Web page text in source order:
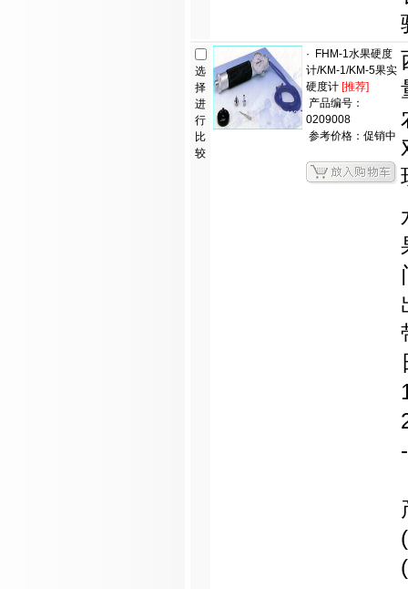
选
择
进
行
比
较
·
FHM-1水果硬度
计/KM-1/KM-5果实
硬度计 [推荐]
产品编号：
0209008
参考价格：促销中